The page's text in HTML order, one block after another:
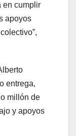
en cumplir
apoyos
entrega,
millón de
y apoyos